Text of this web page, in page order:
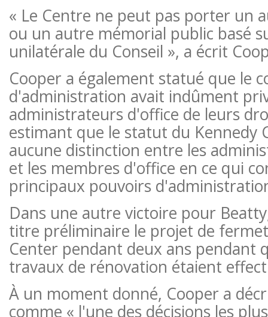
« Le Centre ne peut pas porter un
ou un autre mémorial public basé
unilatérale du Conseil », a écrit
Cooper a également statué que le
d'administration avait indûment
administrateurs d'office de leurs
estimant que le statut du Kennedy
aucune distinction entre les
et les membres d'office en ce qui
principaux pouvoirs
Dans une autre victoire pour
titre préliminaire le projet de
Center pendant deux ans pendant
travaux de rénovation étaient
À un moment donné, Cooper a
comme « l'une des décisions les